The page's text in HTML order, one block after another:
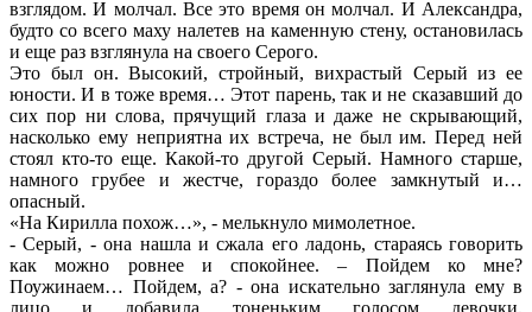
взглядом. И молчал. Все это время он молчал. И Александра,
будто со всего маху налетев на каменную стену, остановилась
и еще раз взглянула на своего Серого.
Это был он. Высокий, стройный, вихрастый Серый из ее
юности. И в тоже время… Этот парень, так и не сказавший до
сих пор ни слова, прячущий глаза и даже не скрывающий,
насколько ему неприятна их встреча, не был им. Перед ней
стоял кто-то еще. Какой-то другой Серый. Намного старше,
намного грубее и жестче, гораздо более замкнутый и…
опасный.
«На Кирилла похож…», - мелькнуло мимолетное.
- Серый, - она нашла и сжала его ладонь, стараясь говорить
как можно ровнее и спокойнее. – Пойдем ко мне?
Поужинаем… Пойдем, а? - она искательно заглянула ему в